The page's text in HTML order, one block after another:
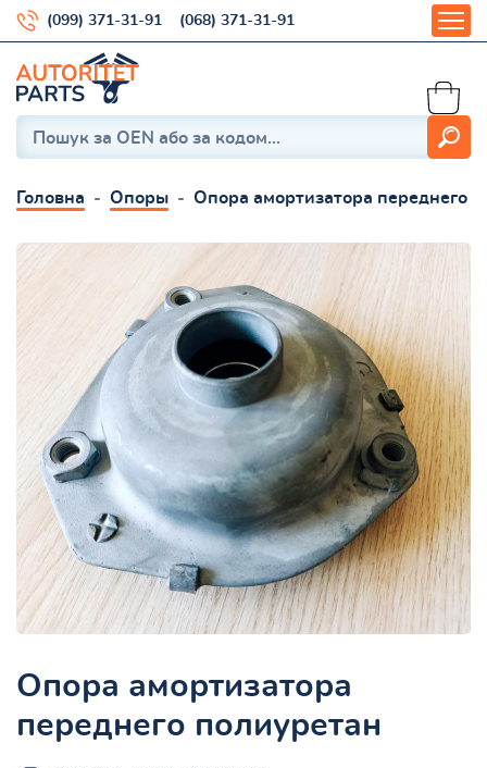
(099) 371-31-91 (068) 371-31-91
Головна Опоры Опора амортизатора переднего
Опора амортизатора
переднего полиуретан